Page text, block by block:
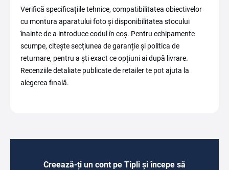
Verifică specificațiile tehnice, compatibilitatea obiectivelor
cu montura aparatului foto și disponibilitatea stocului
înainte de a introduce codul în coș. Pentru echipamente
scumpe, citește secțiunea de garanție și politica de
returnare, pentru a ști exact ce opțiuni ai după livrare.
Recenziile detaliate publicate de retailer te pot ajuta la
alegerea finală.
Creează-ți un cont pe Tipli și începe să